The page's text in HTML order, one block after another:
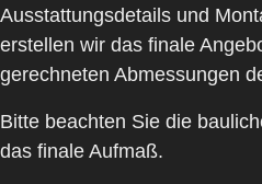
Ausstattungsdetails und
erstellen wir das finale
gerechneten Abmessungen
Bitte beachten Sie die
das finale Aufmaß.